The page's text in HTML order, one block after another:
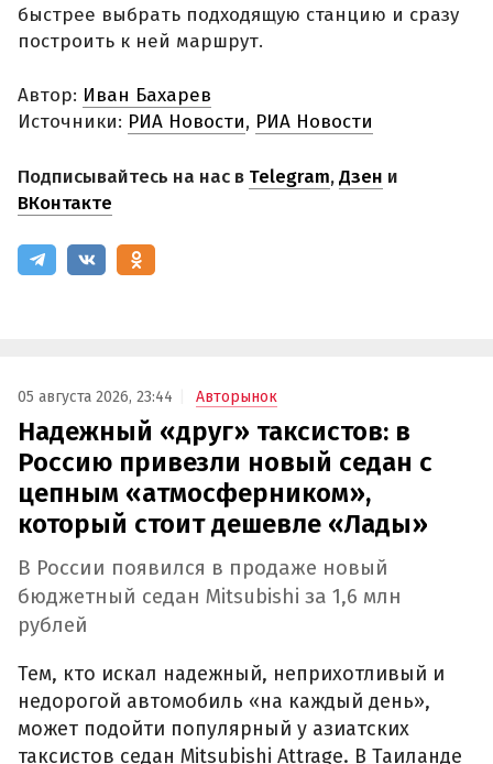
быстрее выбрать подходящую станцию и сразу
построить к ней маршрут.
Автор: Иван Бахарев
Источники: РИА Новости, РИА Новости
Подписывайтесь на нас в Telegram,Дзен и
ВКонтакте
05 августа 2026, 23:44 Авторынок
Надежный «друг» таксистов: в
Россию привезли новый седан с
цепным «атмосферником»,
который стоит дешевле «Лады»
В России появился в продаже новый
бюджетный седан Mitsubishi за 1,6 млн
рублей
Тем, кто искал надежный, неприхотливый и
недорогой автомобиль «на каждый день»,
может подойти популярный у азиатских
таксистов седан Mitsubishi Attrage. В Таиланде